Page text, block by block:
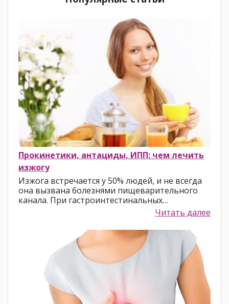
Прокинетики, антациды, ИПП: чем лечить
изжогу
Изжога встречается у 50% людей, и не всегда
она вызвана болезнями пищеварительного
канала. При гастроинтестинальных…
Читать далее